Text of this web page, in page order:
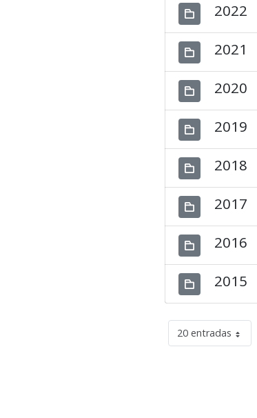
2022
2021
2020
2019
2018
2017
2016
2015
20 entradas